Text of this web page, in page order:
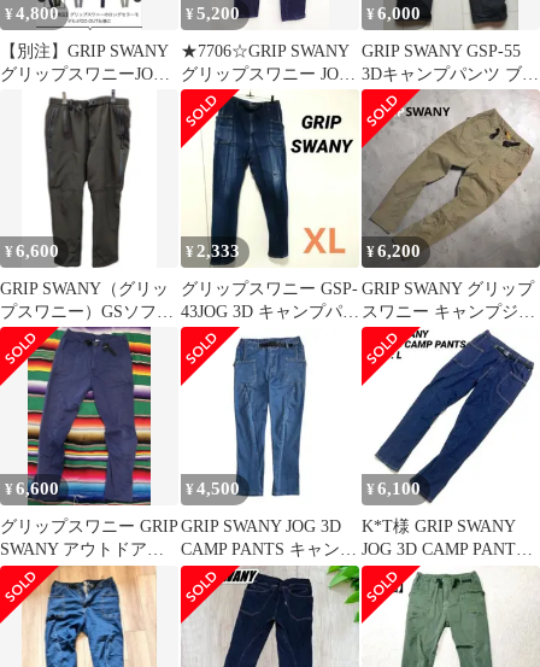
¥4,800
【別注】GRIP SWANY
グリップスワニーJOG
3D CAMPパンツ
¥5,200
★7706☆GRIP SWANY
グリップスワニー JOG
3D CAMP PANTS コー
デュロイ パンツ GSP-
55-GOCO M
¥6,000
GRIP SWANY GSP-55
3Dキャンプパンツ ブラ
ック XL
¥6,600
GRIP SWANY（グリッ
プスワニー）GSソフト
シェルパンツ GSP-106
¥2,333
グリップスワニー GSP-
43JOG 3D キャンプパン
ツインディゴ XL
¥6,200
GRIP SWANY グリップ
スワニー キャンプジョ
グ 3D カーキ ベージュ
¥6,600
グリップスワニー GRIP
SWANY アウトドア
JOG 3Dキャンプパンツ
¥ 4,500
GRIP SWANY JOG 3D
CAMP PANTS キャンプ
パンツ S
¥ 6,100
K*T様 GRIP SWANY
JOG 3D CAMP PANTS
LサイズGS